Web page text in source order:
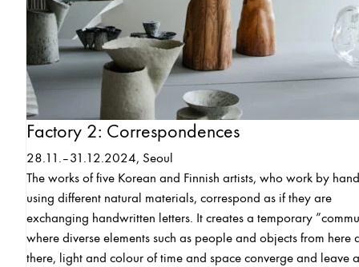
Factory 2: Correspondences
28.11.–31.12.2024, Seoul
The works of five Korean and Finnish artists, who work by hand
using different natural materials, correspond as if they are
exchanging handwritten letters. It creates a temporary
where diverse elements such as people and objects from here
there, light and colour of time and space converge and leave a